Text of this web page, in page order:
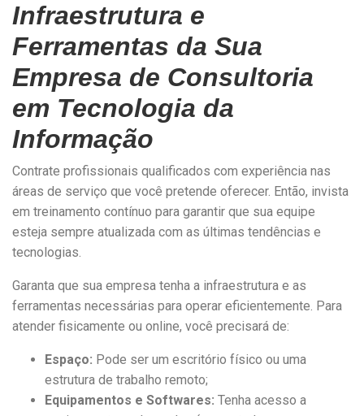
Infraestrutura e
Ferramentas da Sua
Empresa de Consultoria
em Tecnologia da
Informação
Contrate profissionais qualificados com experiência nas
áreas de serviço que você pretende oferecer. Então, invista
em treinamento contínuo para garantir que sua equipe
esteja sempre atualizada com as últimas tendências e
tecnologias.
Garanta que sua empresa tenha a infraestrutura e as
ferramentas necessárias para operar eficientemente. Para
atender fisicamente ou online, você precisará de:
Espaço: Pode ser um escritório físico ou uma
estrutura de trabalho remoto;
Equipamentos e Softwares: Tenha acesso a